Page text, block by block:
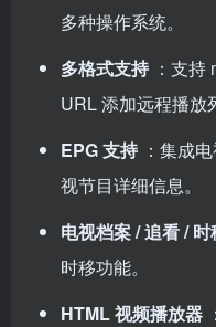
多种操作系统。
多格式支持 ：支
URL 添加远程播放
EPG 支持 ：集成
视节目详细信息。
电视档案 / 追看 / 时
时移功能。
HTML 视频播放器